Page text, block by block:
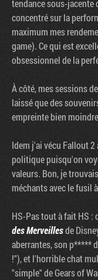
tendance sous-jacente
concentré sur la
maximum mes
game). Ce qui est
obsessionnel de la
À côté, mes sessions de
laissé que des
empreinte bien
Idem j'ai vécu Fallout
politique puisqu'on
valeurs. Bon, je
méchants avec le fusil
HS-Pas tout à fait HS
des Merveillesde
aberrantes, son p*****
!"), et l'horrible chat
"simple" de Gears of